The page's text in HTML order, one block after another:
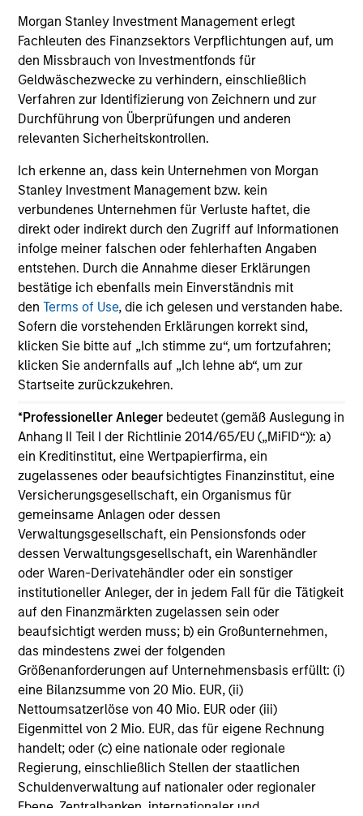
Morgan Stanley Investment Management erlegt
Fachleuten des Finanzsektors Verpflichtungen auf, um
den Missbrauch von Investmentfonds für
Geldwäschezwecke zu verhindern, einschließlich
Verfahren zur Identifizierung von Zeichnern und zur
Durchführung von Überprüfungen und anderen
relevanten Sicherheitskontrollen.
Ich erkenne an, dass kein Unternehmen von Morgan
Stanley Investment Management bzw. kein
verbundenes Unternehmen für Verluste haftet, die
direkt oder indirekt durch den Zugriff auf Informationen
infolge meiner falschen oder fehlerhaften Angaben
entstehen. Durch die Annahme dieser Erklärungen
bestätige ich ebenfalls mein Einverständnis mit
denTerms of Use, die ich gelesen und verstanden habe.
Sofern die vorstehenden Erklärungen korrekt sind,
klicken Sie bitte auf „Ich stimme zu“, um fortzufahren;
klicken Sie andernfalls auf „Ich lehne ab“, um zur
Startseite zurückzukehren.
*Professioneller Anleger bedeutet (gemäß Auslegung in
Anhang II Teil I der Richtlinie 2014/65/EU („MiFID“)): a)
ein Kreditinstitut, eine Wertpapierfirma, ein
zugelassenes oder beaufsichtigtes Finanzinstitut, eine
Versicherungsgesellschaft, ein Organismus für
gemeinsame Anlagen oder dessen
Verwaltungsgesellschaft, ein Pensionsfonds oder
dessen Verwaltungsgesellschaft, ein Warenhändler
oder Waren-Derivatehändler oder ein sonstiger
institutioneller Anleger, der in jedem Fall für die Tätigkeit
auf den Finanzmärkten zugelassen sein oder
beaufsichtigt werden muss; b) ein Großunternehmen,
das mindestens zwei der folgenden
Größenanforderungen auf Unternehmensbasis erfüllt: (i)
eine Bilanzsumme von 20 Mio. EUR, (ii)
Nettoumsatzerlöse von 40 Mio. EUR oder (iii)
Eigenmittel von 2 Mio. EUR, das für eigene Rechnung
handelt; oder (c) eine nationale oder regionale
Regierung, einschließlich Stellen der staatlichen
Schuldenverwaltung auf nationaler oder regionaler
Ebene, Zentralbanken, internationaler und
TALES FROM THE EMERGING WORLD
From Electric Vehicles to Humanoids:
China’s Next Manufacturing Leap
Humanoid robots sit at the intersection of
hardware, AI, manufacturing, real-world data
and customer integration. Longer-term value
may depend more on intelligence, software
and fleet learning. Jerry Pang and Rose Kim
examine how China’s humanoid robots are
beginning to move from televised spectacles
to manufacturing and commercial roles.
05-AUG-2026
May not represent all Team Members.
The information on this page is for informational
purposes only. The information contained herein does
not constitute and should not be construed as an
offering of advisory services or an offer to sell or a
solicitation of an offer to buy any securities in any
jurisdiction in which such offer or solicitation,
purchase or sale would be unlawful under the
securities, insurance or other laws of such jurisdiction.
All investing involves risks, including a loss of principal.
Please refer to the strategy detail page for important
information on the strategy, including additional risk